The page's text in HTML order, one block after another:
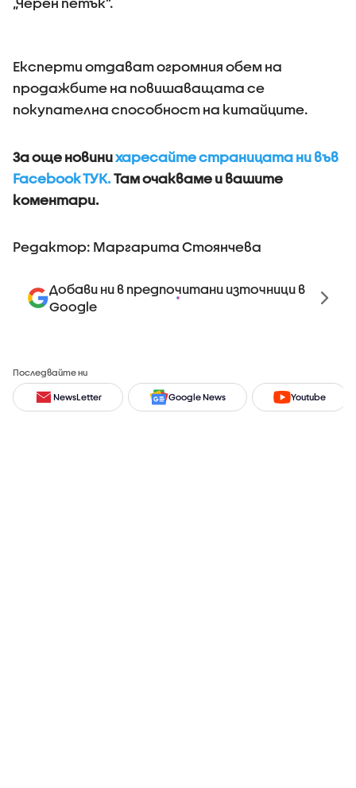
Експерти отдават огромния обем на
продажбите на повишаващата се
покупателна способност на китайците.
За още новинихаресайте страницата ни във
Facebook ТУК.Там очакваме и вашите
коментари.
Редактор: Маргарита Стоянчева
Добави ни в предпочитани източници в
Google
Последвайте ни
NewsLetter Google News Youtube